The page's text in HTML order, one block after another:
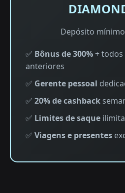
Depósito
✅ Bônus de 300%+ todos
anteriores
✅ Gerente pessoal
✅ 20% de cashback
✅ Limites de saque
✅ Viagens e presentes